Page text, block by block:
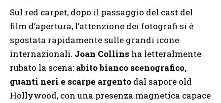
Sul red carpet, dopo il passaggio del cast del
film d’apertura, l’attenzione dei fotografi si è
spostata rapidamente sulle grandi icone
internazionali. Joan Collins ha letteralmente
rubato la scena: abito bianco scenografico,
guanti neri e scarpe argento dal sapore old
Hollywood, con una presenza magnetica capace